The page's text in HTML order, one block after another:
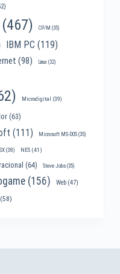
(467) CP/M (35)
IBM PC (119)
(98) Linux(32)
Microdigital (39)
(63)
(111) Microsoft MS-DOS(35)
(38) NES(41)
(64) Steve Jobs(35)
(156) Web(47)
(58)